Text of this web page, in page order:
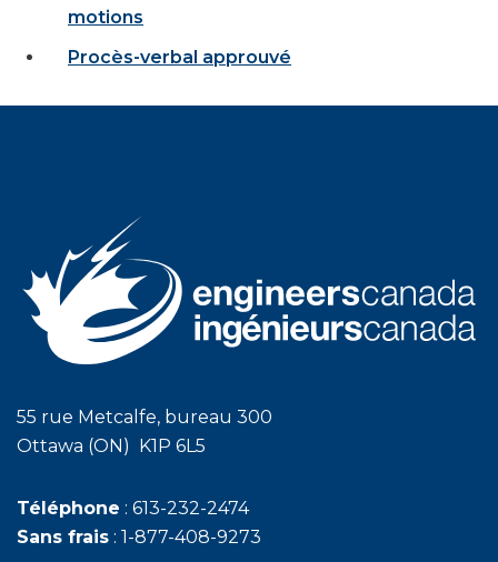
motions
Procès-verbal approuvé
55 rue Metcalfe, bureau 300
Ottawa (ON) K1P 6L5
Téléphone : 613-232-2474
Sans frais : 1-877-408-9273